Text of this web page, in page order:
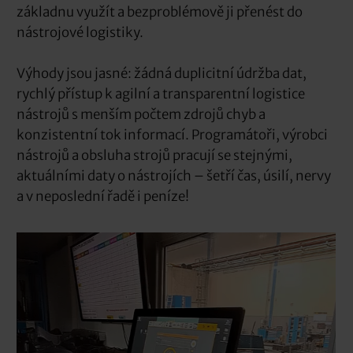
základnu využít a bezproblémově ji přenést do
nástrojové logistiky.
Výhody jsou jasné: žádná duplicitní údržba dat,
rychlý přístup k agilní a transparentní logistice
nástrojů s menším počtem zdrojů chyb a
konzistentní tok informací. Programátoři, výrobci
nástrojů a obsluha strojů pracují se stejnými,
aktuálními daty o nástrojích – šetří čas, úsilí, nervy
a v neposlední řadě i peníze!